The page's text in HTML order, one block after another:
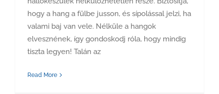
hogy a hang a fülbe jusson, és sípolással jelzi, ha
valami baj van vele. Nélküle a hangok
elvesznének, így gondoskodj róla, hogy mindig
tiszta legyen! Talán az
Read More